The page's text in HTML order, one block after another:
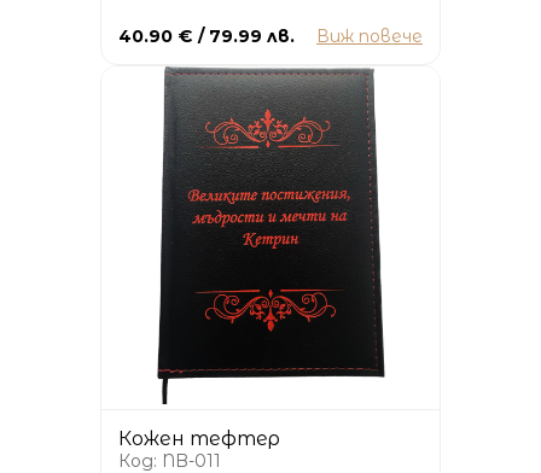
40.90 € / 79.99 лв. Виж повече
Кожен тефтер
Код: NB-011